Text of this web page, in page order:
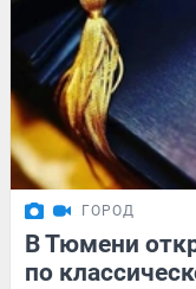
ГОРОД
В Тюмени
по